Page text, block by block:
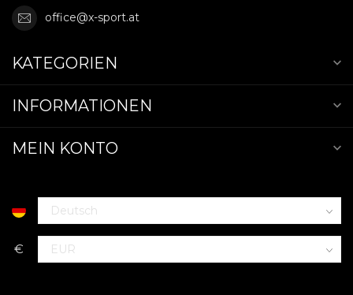
office@x-sport.at
KATEGORIEN
INFORMATIONEN
MEIN KONTO
€